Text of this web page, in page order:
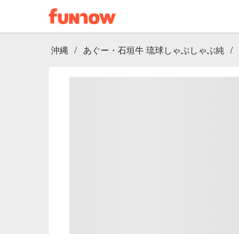
沖縄 / あぐー・石垣牛 琉球しゃぶしゃぶ純 /